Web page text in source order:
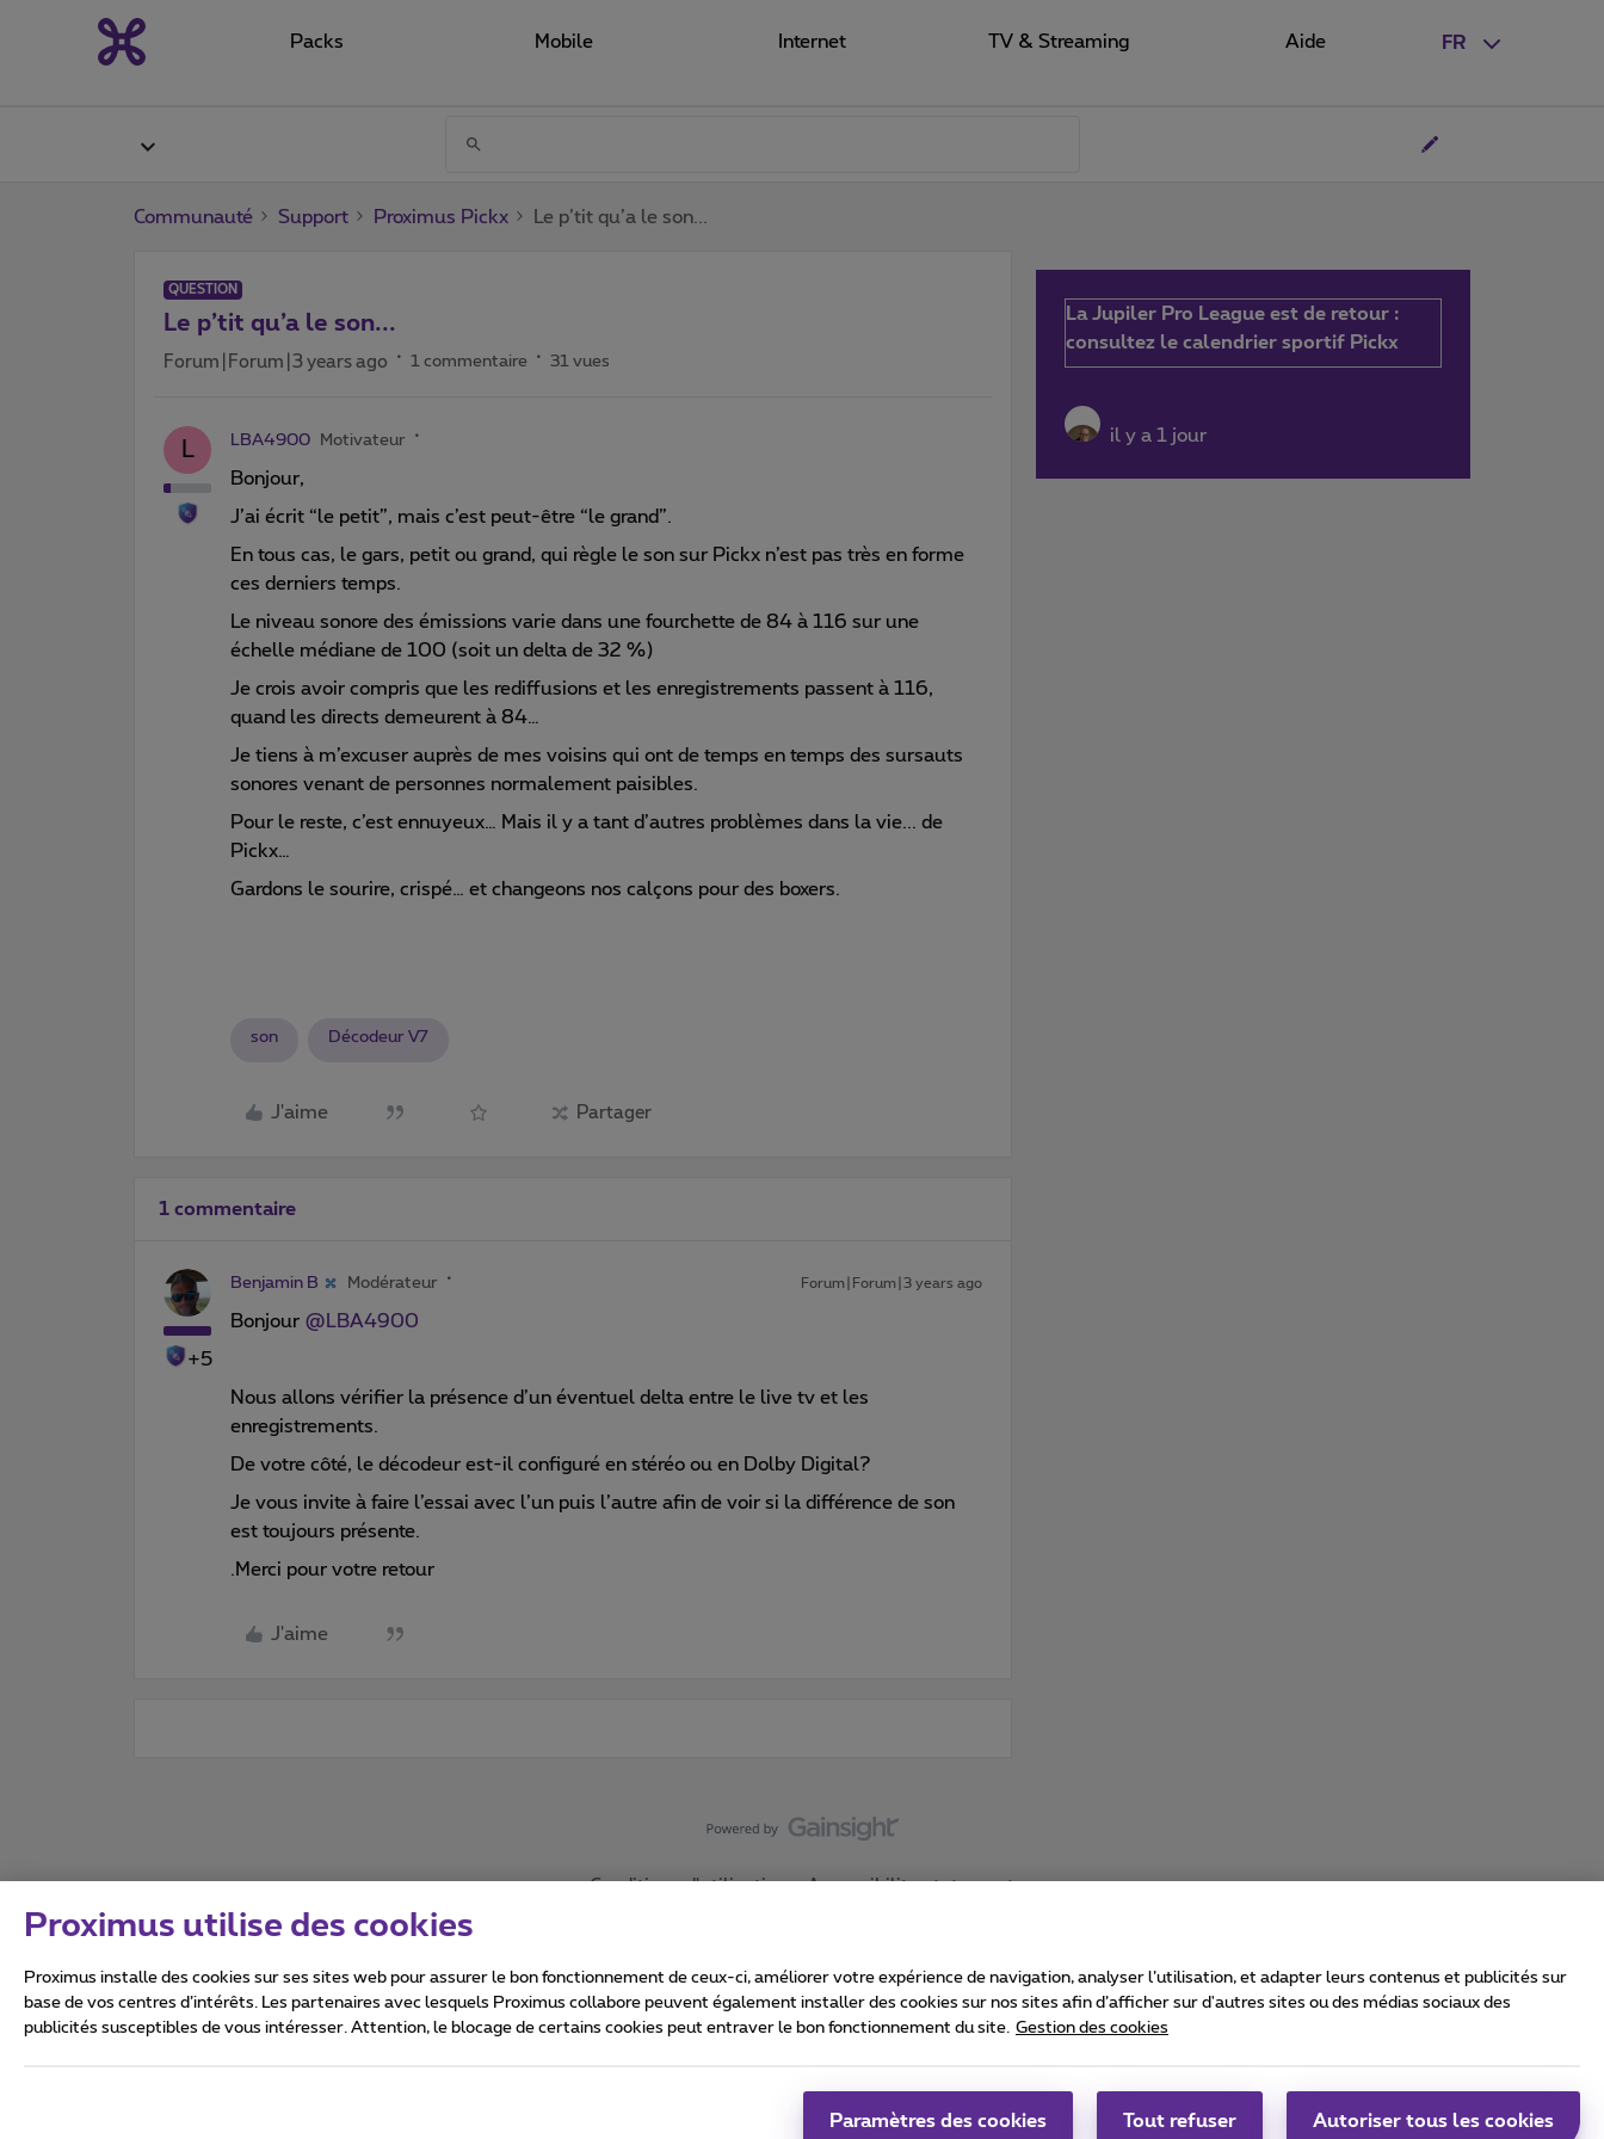
FR
Packs Mobile Internet TV & Streaming Aide
Communauté Support Proximus Pickx Le p’tit qu’a le son...
QUESTION
Le p’tit qu’a le son...
Forum|Forum|3 years ago 1 commentaire 31 vues
L LBA4900 Motivateur
Bonjour,
J’ai écrit “le petit”, mais c’est peut-être “le grand”.
En tous cas, le gars, petit ou grand, qui règle le son sur Pickx n’est pas très en forme
ces derniers temps.
Le niveau sonore des émissions varie dans une fourchette de 84 à 116 sur une
échelle médiane de 100 (soit un delta de 32 %)
Je crois avoir compris que les rediffusions et les enregistrements passent à 116,
quand les directs demeurent à 84…
Je tiens à m’excuser auprès de mes voisins qui ont de temps en temps des sursauts
sonores venant de personnes normalement paisibles.
Pour le reste, c’est ennuyeux… Mais il y a tant d’autres problèmes dans la vie... de
Pickx…
Gardons le sourire, crispé… et changeons nos calçons pour des boxers.
son Décodeur V7
J'aime Partager
1 commentaire
+5
Benjamin B Modérateur Forum|Forum|3 years ago
Bonjour @LBA4900
Nous allons vérifier la présence d’un éventuel delta entre le live tv et les
enregistrements.
De votre côté, le décodeur est-il configuré en stéréo ou en Dolby Digital?
Je vous invite à faire l’essai avec l’un puis l’autre afin de voir si la différence de son
est toujours présente.
.Merci pour votre retour
J'aime
La Jupiler Pro League est de retour :
consultez le calendrier sportif Pickx
il y a 1 jour
Conditions d'utilisation Accessibility statement
Tous droits réservés. ©2026Proximus
Carrier & Wholesale Solutions
Proximus Group
|
Proximus utilise des cookies
Proximus installe des cookies sur ses sites web pour assurer le bon fonctionnement de ceux-ci, améliorer votre expérience de navigation, analyser l’utilisation, et adapter leurs contenus et publicités sur
base de vos centres d’intérêts. Les partenaires avec lesquels Proximus collabore peuvent également installer des cookies sur nos sites afin d’afficher sur d'autres sites ou des médias sociaux des
publicités susceptibles de vous intéresser. Attention, le blocage de certains cookies peut entraver le bon fonctionnement du site. Gestion des cookies
Paramètres des cookies Tout refuser Autoriser tous les cookies